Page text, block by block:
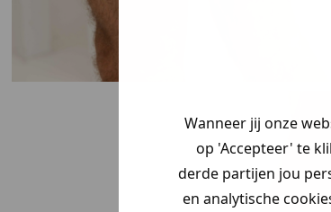
Wanneer jij onze
op 'Accepteer' te
derde partijen jou
en analytische